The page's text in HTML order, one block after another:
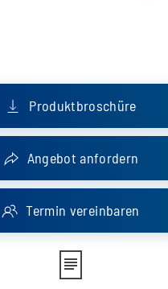
Produktbroschüre
Angebot anfordern
Termin vereinbaren